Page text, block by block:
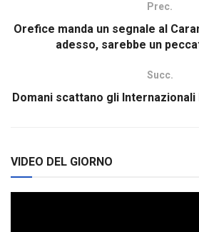
Prec.
Orefice manda un segnale al
adesso, sarebbe un
Succ.
Domani scattano gli Internazionali
VIDEO DEL GIORNO